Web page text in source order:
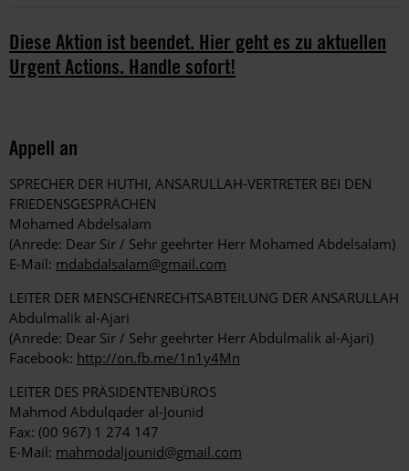
Diese Aktion ist beendet. Hier geht es zu aktuellen
Urgent Actions. Handle sofort!
Appell an
SPRECHER DER HUTHI, ANSARULLAH-VERTRETER BEI DEN
FRIEDENSGESPRÄCHEN
Mohamed Abdelsalam
(Anrede: Dear Sir / Sehr geehrter Herr Mohamed Abdelsalam)
E-Mail: mdabdalsalam@gmail.com
LEITER DER MENSCHENRECHTSABTEILUNG DER ANSARULLAH
Abdulmalik al-Ajari
(Anrede: Dear Sir / Sehr geehrter Herr Abdulmalik al-Ajari)
Facebook: http://on.fb.me/1n1y4Mn
LEITER DES PRÄSIDENTENBÜROS
Mahmod Abdulqader al-Jounid
Fax: (00 967) 1 274 147
E-Mail: mahmodaljounid@gmail.com